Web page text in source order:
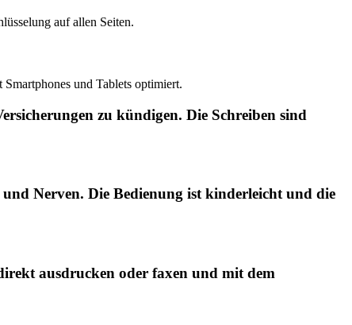
auf allen Seiten.
und Tablets optimiert.
zu kündigen. Die Schreiben sind
Nerven. Die Bedienung ist kinderleicht und die
ausdrucken oder faxen und mit dem